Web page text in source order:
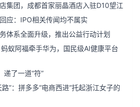
集团，成都首家丽晶酒店入驻D10望江
应：IPO相关传闻均不属实
体系全面升级，推出公益行动计划
蚁阿福牵手华为，国民级AI健康平台
递了一道“符”
”：拼多多“电商西进”托起浙江女子的